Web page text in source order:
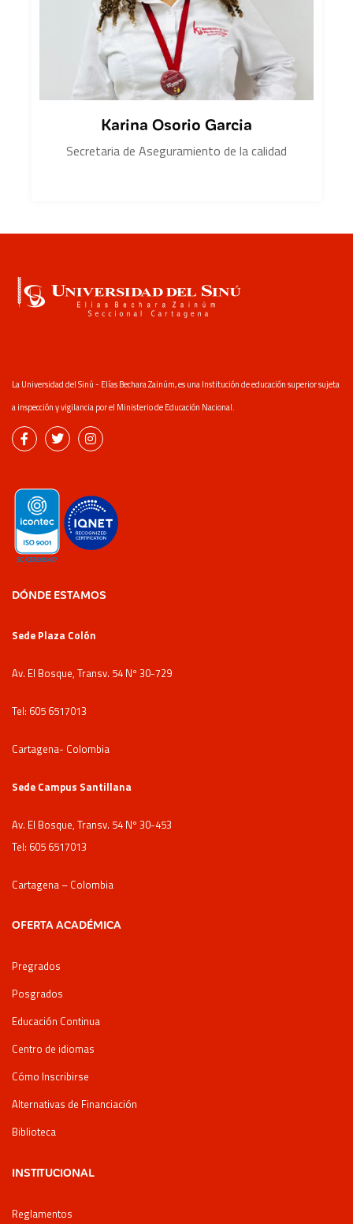
Karina Osorio Garcia
Secretaria de Aseguramiento de la calidad
La Universidad del Sinú - Elías Bechara Zainúm, es una Institución de educación superior sujeta
a inspección y vigilancia por el Ministerio de Educación Nacional.
DÓNDE ESTAMOS
Sede Plaza Colón
Av. El Bosque, Transv. 54 Nº 30-729
Tel: 605 6517013
Cartagena- Colombia
Sede Campus Santillana
Av. El Bosque, Transv. 54 Nº 30-453
Tel: 605 6517013
Cartagena – Colombia
OFERTA ACADÉMICA
Pregrados
Posgrados
Educación Continua
Centro de idiomas
Cómo Inscribirse
Alternativas de Financiación
Biblioteca
INSTITUCIONAL
Reglamentos